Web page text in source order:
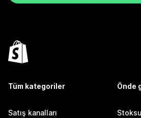
Tüm kategoriler
Satış kanalları
Önde